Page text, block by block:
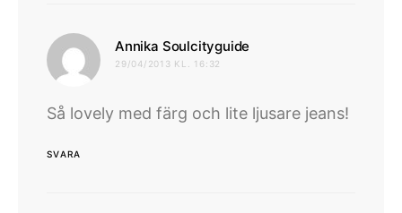
Annika Soulcityguide
29/04/2013 KL. 16:32
Så lovely med färg och lite ljusare jeans!
SVARA